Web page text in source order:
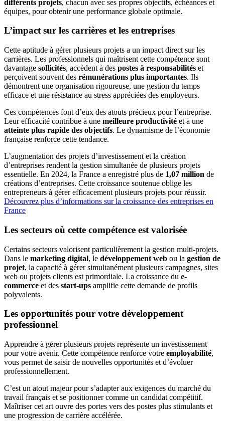
différents projets, chacun avec ses propres objectifs, échéances et
équipes, pour obtenir une performance globale optimale.
L’impact sur les carrières et les entreprises
Cette aptitude à gérer plusieurs projets a un impact direct sur les
carrières. Les professionnels qui maîtrisent cette compétence sont
davantage sollicités, accèdent à des postes à responsabilités et
perçoivent souvent des rémunérations plus importantes. Ils
démontrent une organisation rigoureuse, une gestion du temps
efficace et une résistance au stress appréciées des employeurs.
Ces compétences font d’eux des atouts précieux pour l’entreprise.
Leur efficacité contribue à une meilleure productivité et à une
atteinte plus rapide des objectifs. Le dynamisme de l’économie
française renforce cette tendance.
L’augmentation des projets d’investissement et la création
d’entreprises rendent la gestion simultanée de plusieurs projets
essentielle. En 2024, la France a enregistré plus de 1,07 million de
créations d’entreprises. Cette croissance soutenue oblige les
entrepreneurs à gérer efficacement plusieurs projets pour réussir.
Découvrez plus d’informations sur la croissance des entreprises en
France
Les secteurs où cette compétence est valorisée
Certains secteurs valorisent particulièrement la gestion multi-projets.
Dans le marketing digital, le développement web ou la gestion de
projet, la capacité à gérer simultanément plusieurs campagnes, sites
web ou projets clients est primordiale. La croissance du e-
commerce et des start-ups amplifie cette demande de profils
polyvalents.
Les opportunités pour votre développement
professionnel
Apprendre à gérer plusieurs projets représente un investissement
pour votre avenir. Cette compétence renforce votre employabilité,
vous permet de saisir de nouvelles opportunités et d’évoluer
professionnellement.
C’est un atout majeur pour s’adapter aux exigences du marché du
travail français et se positionner comme un candidat compétitif.
Maîtriser cet art ouvre des portes vers des postes plus stimulants et
une progression de carrière accélérée.